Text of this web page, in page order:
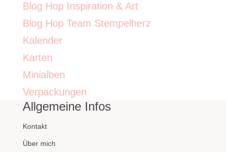
Blog Hop Inspiration & Art
Blog Hop Team Stempelherz
Kalender
Karten
Minialben
Verpackungen
Allgemeine Infos
Kontakt
Über mich